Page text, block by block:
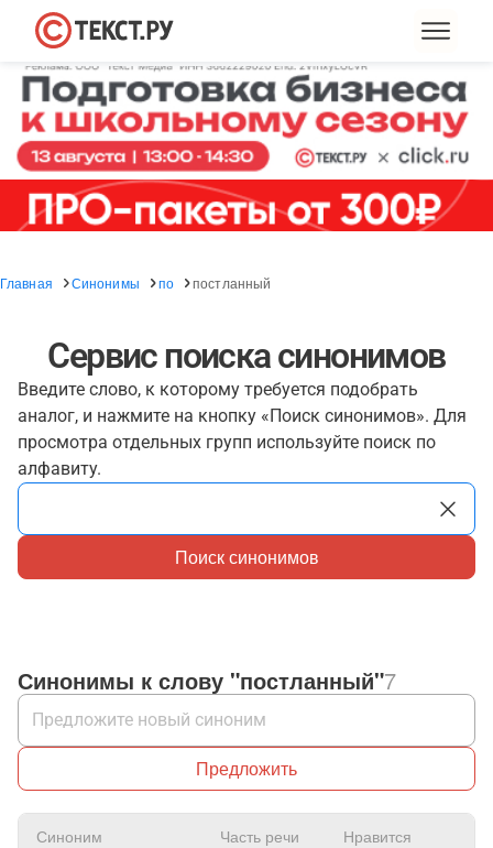
Главная Синонимы по постланный
Сервис поиска синонимов
Введите слово, к которому требуется подобрать
аналог, и нажмите на кнопку «Поиск синонимов». Для
просмотра отдельных групп используйте поиск по
алфавиту.
Поиск синонимов
Синонимы к слову "постланный"7
Предложить
Синоним Часть речи Нравится